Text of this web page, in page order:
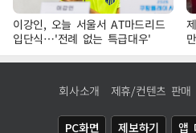
이강인, 오늘 서울서 AT마드리드
입단식…'전례 없는 특급대우'
회사소개 제휴/컨텐츠 판매
PC화면 제보하기 앱